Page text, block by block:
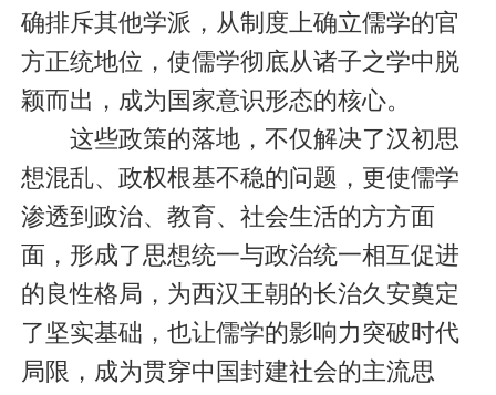
确排斥其他学派，从制度上确立儒学的官
方正统地位，使儒学彻底从诸子之学中脱
颖而出，成为国家意识形态的核心。
这些政策的落地，不仅解决了汉初思
想混乱、政权根基不稳的问题，更使儒学
渗透到政治、教育、社会生活的方方面
面，形成了思想统一与政治统一相互促进
的良性格局，为西汉王朝的长治久安奠定
了坚实基础，也让儒学的影响力突破时代
局限，成为贯穿中国封建社会的主流思